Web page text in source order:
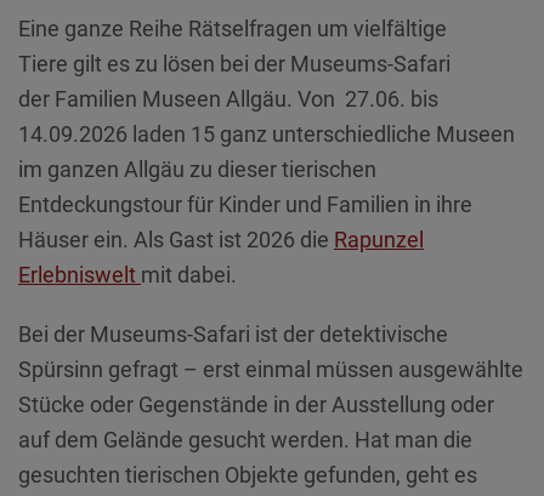
Seitenaufrufe als Statistik. Die hierdurch gespeicherten Daten werden
ausschließlich auf unseren eigenen Servern gespeichert. Eine
Übertragung an Dritte erfolgt nicht. Wir verwenden die Funktion
AnonymizeIP zur Anonymisierung Ihrer IP-Adresse, so dass diese gekürzt
wird und nicht mehr Ihrem Besuch auf unserer Internetseite zugeordnet
werden kann.
YouTube / Vimeo
Videos werden über die Plattformen YouTube oder Vimeo eingebunden.
Wir nutzen YouTube im erweiterten Datenschutzmodus. Dieser Modus
bewirkt laut YouTube, dass YouTube keine Informationen über die
Besucher auf dieser Website speichert, bevor diese sich das Video
eingebunden. Das können Kartendienste wie z.B. Google Maps sein
oder auch Anwendungen einer externen Website.
Eine ganze Reihe Rätselfragen um vielfältige
Tiere gilt es zu lösen bei der Museums-Safari
der Familien Museen Allgäu. Von 27.06. bis
14.09.2026 laden 15 ganz unterschiedliche Museen
im ganzen Allgäu zu dieser tierischen
Entdeckungstour für Kinder und Familien in ihre
Häuser ein. Als Gast ist 2026 die Rapunzel
Erlebniswelt mit dabei.
Bei der Museums-Safari ist der detektivische
Spürsinn gefragt – erst einmal müssen ausgewählte
Stücke oder Gegenstände in der Ausstellung oder
auf dem Gelände gesucht werden. Hat man die
gesuchten tierischen Objekte gefunden, geht es